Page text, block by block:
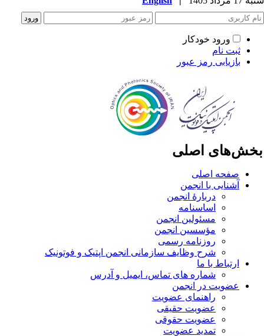
ورود خودکار
ثبت نام
بازیابی رمز عبور
اصلی
صفحه اصلی
آشنایی با انجمن
دربارۀ انجمن
اساسنامه
مسئولین انجمن
مؤسسین انجمن
روزنامه رسمی
شرح وظایف سازمانی انجمن اپتیک و فوتونیک
ارتباط با ما
شماره های تماس، ایمیل و آدرس
عضویت در انجمن
راهنمای عضویت
عضویت حقیقی
عضویت حقوقی
تمدید عضویت